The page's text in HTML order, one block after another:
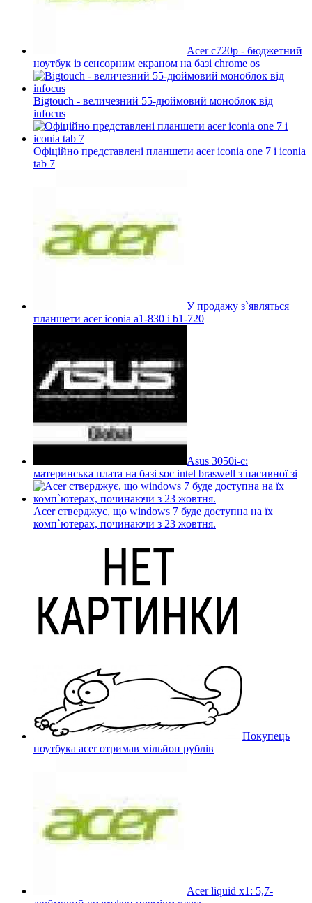
Acer c720p - бюджетний
ноутбук із сенсорним екраном на базі chrome os
Bigtouch - величезний 55-дюймовий моноблок від
infocus
Офіційно представлені планшети acer iconia one 7 і iconia
tab 7
У продажу з`являться
планшети acer iconia a1-830 і b1-720
Asus 3050i-c:
материнська плата на базі soc intel braswell з пасивної зі
Acer стверджує, що windows 7 буде доступна на їх
комп`ютерах, починаючи з 23 жовтня.
Покупець
ноутбука acer отримав мільйон рублів
Acer liquid x1: 5,7-